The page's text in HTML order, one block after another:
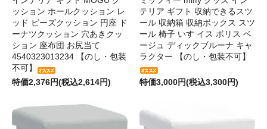
ッション ホールクッション レ
ッド ビーズクッション 円座 ド
ーナツクッション 穴あきクッ
ション 座布団 お尻当て
4540323013234 【のし・包装
不可】
特価2,376円(税込2,614円)
テリア ギフト 収納できるスツ
ール 収納箱 収納ボックス スツ
ール 椅子 いす イス ボリス ベ
ージュ ディックブルーナ キャ
ラクター 【のし・包装不可】
特価3,000円(税込3,300円)